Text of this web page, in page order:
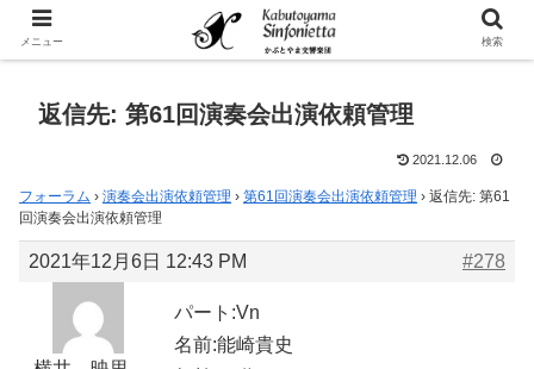
返信先: 第61回演奏会出演依頼管理
2021.12.06
フォーラム › 演奏会出演依頼管理 › 第61回演奏会出演依頼管理 › 返信先: 第61
回演奏会出演依頼管理
2021年12月6日 12:43 PM #278
パート:Vn
名前:能崎貴史
メニュー 検索